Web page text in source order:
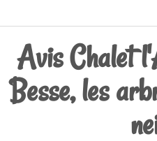
Avis Chalet
Besse, les